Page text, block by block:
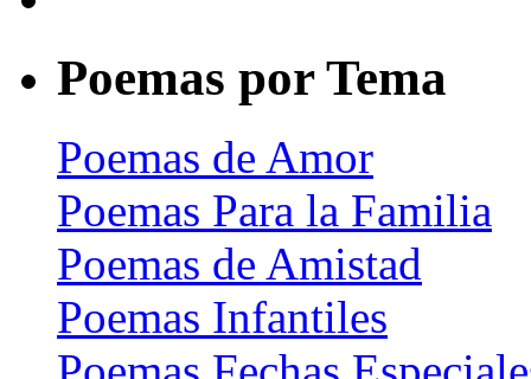
Poemas por Tema
Poemas de Amor
Poemas Para la Familia
Poemas de Amistad
Poemas Infantiles